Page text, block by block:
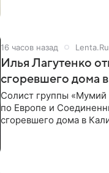
16 часов назад Lenta.Ru
Илья Лагутенко
сгоревшего дома
Солист группы «Мумий
по Европе и
сгоревшего дома в